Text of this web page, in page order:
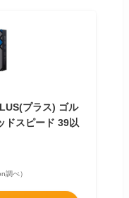
プラス) ゴル
ドスピード 39以
調べ）